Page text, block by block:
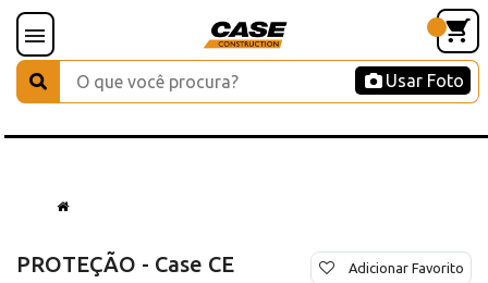
Usar Foto
PROTEÇÃO - Case CE Adicionar Favorito